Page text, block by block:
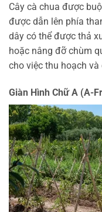
Cây cà chua được
được dẫn lên phía
dây có thể được thả
hoặc nâng đỡ chùm
cho việc thu hoạch
Giàn Hình Chữ A (A-